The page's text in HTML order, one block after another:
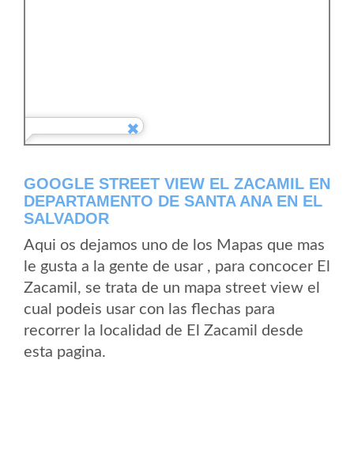
GOOGLE STREET VIEW EL ZACAMIL EN
DEPARTAMENTO DE SANTA ANA EN EL
SALVADOR
Aqui os dejamos uno de los Mapas que mas
le gusta a la gente de usar , para concocer El
Zacamil, se trata de un mapa street view el
cual podeis usar con las flechas para
recorrer la localidad de El Zacamil desde
esta pagina.